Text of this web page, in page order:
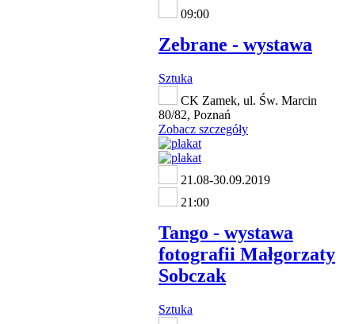
09:00
Zebrane - wystawa
Sztuka
CK Zamek, ul. Św. Marcin
80/82, Poznań
Zobacz szczegóły
21.08-30.09.2019
21:00
Tango - wystawa
fotografii Małgorzaty
Sobczak
Sztuka